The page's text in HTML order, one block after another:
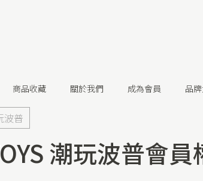
商品收藏 關於我們 成為會員 品
波普
潮玩波普會